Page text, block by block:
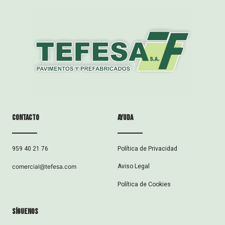
Contacto
959 40 21 76
comercial@tefesa.com
ayuda
Política de Privacidad
Aviso Legal
Política de Cookies
síguenos